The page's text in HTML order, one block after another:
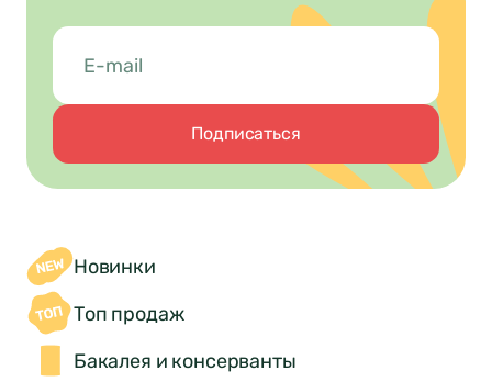
Подписаться
Новинки
Топ продаж
Бакалея и консерванты